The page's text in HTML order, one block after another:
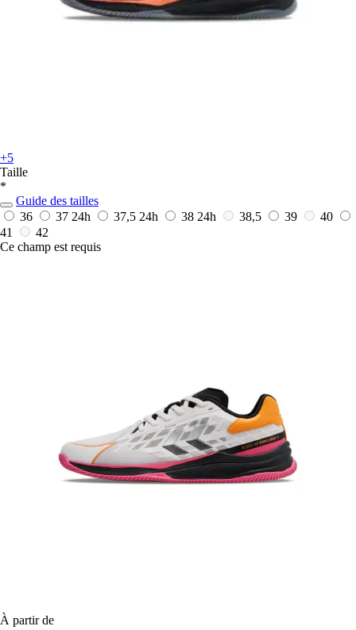
+5
Taille
*
Guide des tailles
36
37 24h 37,5 24h 38 24h 38,5 39
40
41
42
Ce champ est requis
À partir de